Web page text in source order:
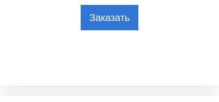
Заказать